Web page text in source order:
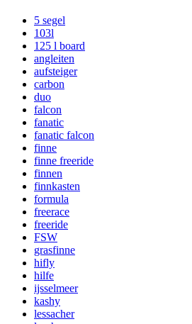
5 segel
103l
125 l board
angleiten
aufsteiger
carbon
duo
falcon
fanatic
fanatic falcon
finne
finne freeride
finnen
finnkasten
formula
freerace
freeride
FSW
grasfinne
hifly
hilfe
ijsselmeer
kashy
lessacher